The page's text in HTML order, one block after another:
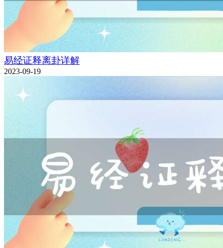
易经证释离卦详解
2023-09-19